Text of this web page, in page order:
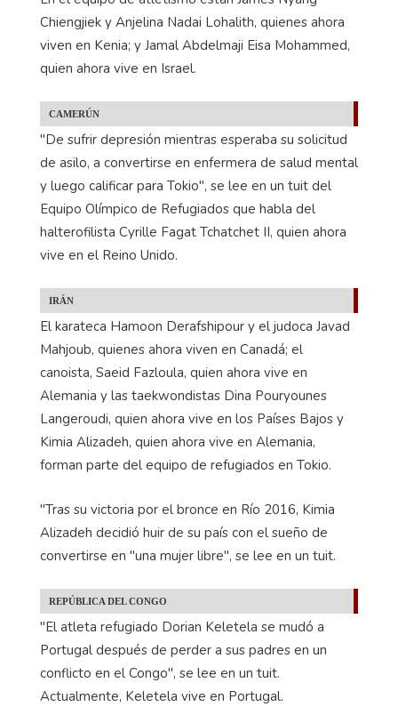
Chiengjiek y Anjelina Nadai Lohalith, quienes ahora
viven en Kenia; y Jamal Abdelmaji Eisa Mohammed,
quien ahora vive en Israel.
CAMERÚN
"De sufrir depresión mientras esperaba su solicitud
de asilo, a convertirse en enfermera de salud mental
y luego calificar para Tokio", se lee en un tuit del
Equipo Olímpico de Refugiados que habla del
halterofilista Cyrille Fagat Tchatchet II, quien ahora
vive en el Reino Unido.
IRÁN
El karateca Hamoon Derafshipour y el judoca Javad
Mahjoub, quienes ahora viven en Canadá; el
canoista, Saeid Fazloula, quien ahora vive en
Alemania y las taekwondistas Dina Pouryounes
Langeroudi, quien ahora vive en los Países Bajos y
Kimia Alizadeh, quien ahora vive en Alemania,
forman parte del equipo de refugiados en Tokio.
"Tras su victoria por el bronce en Río 2016, Kimia
Alizadeh decidió huir de su país con el sueño de
convertirse en "una mujer libre", se lee en un tuit.
REPÚBLICA DEL CONGO
"El atleta refugiado Dorian Keletela se mudó a
Portugal después de perder a sus padres en un
conflicto en el Congo", se lee en un tuit.
Actualmente, Keletela vive en Portugal.